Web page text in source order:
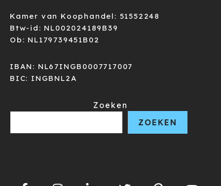
Kamer van Koophandel: 51552248
Btw-id: NL002024189B39
Ob: NL179739451B02
IBAN: NL67INGB0007717007
BIC: INGBNL2A
Zoeken
ZOEKEN